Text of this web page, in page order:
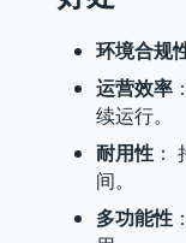
环境合规
运营效率
续运行。
耐用性：
间。
多功能性